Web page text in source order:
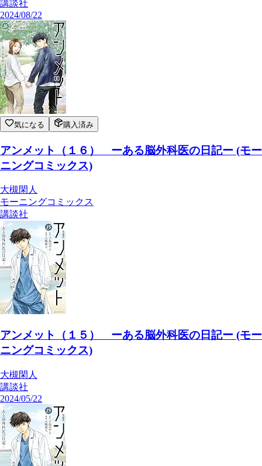
講談社
2024/08/22
気になる 購入済み
アンメット（１６） ーある脳外科医の日記ー (モー
ニングコミックス)
大槻閑人
モーニングコミックス
講談社
アンメット（１５） ーある脳外科医の日記ー (モー
ニングコミックス)
大槻閑人
講談社
2024/05/22